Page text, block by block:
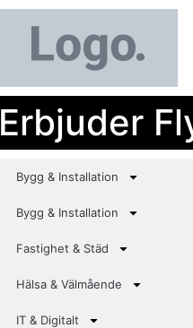
Erbjuder
Bygg & Installation
Bygg & Installation
Fastighet & Städ
Hälsa & Välmående
IT & Digitalt